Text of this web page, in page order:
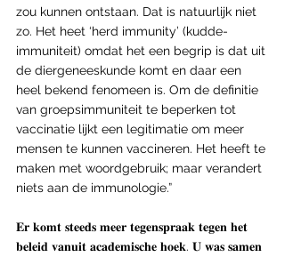
zou kunnen ontstaan. Dat is natuurlijk niet
zo. Het heet ‘herd immunity’ (kudde-
immuniteit) omdat het een begrip is dat uit
de diergeneeskunde komt en daar een
heel bekend fenomeen is. Om de definitie
van groepsimmuniteit te beperken tot
vaccinatie lijkt een legitimatie om meer
mensen te kunnen vaccineren. Het heeft te
maken met woordgebruik; maar verandert
niets aan de immunologie.”
𝐄𝐫 𝐤𝐨𝐦𝐭 𝐬𝐭𝐞𝐞𝐝𝐬 𝐦𝐞𝐞𝐫 𝐭𝐞𝐠𝐞𝐧𝐬𝐩𝐫𝐚𝐚𝐤 𝐭𝐞𝐠𝐞𝐧 𝐡𝐞𝐭
𝐛𝐞𝐥𝐞𝐢𝐝 𝐯𝐚𝐧𝐮𝐢𝐭 𝐚𝐜𝐚𝐝𝐞𝐦𝐢𝐬𝐜𝐡𝐞 𝐡𝐨𝐞𝐤. 𝐔 𝐰𝐚𝐬 𝐬𝐚𝐦𝐞𝐧